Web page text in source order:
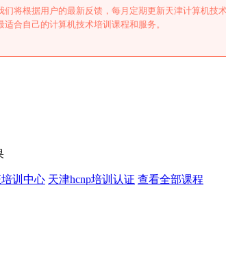
将根据用户的最新反馈，每月定期更新天津计算机技
合自己的计算机技术培训课程和服务。
训中心 天津hcnp培训认证 查看全部课程